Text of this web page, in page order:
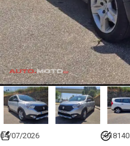
04/07/2026 6918140